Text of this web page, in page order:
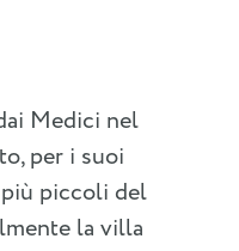
Medici nel
per i suoi
piccoli del
la villa